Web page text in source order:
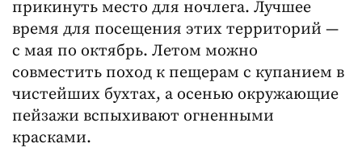
прикинуть место для ночлега. Лучшее
время для посещения этих территорий —
с мая по октябрь. Летом можно
совместить поход к пещерам с купанием в
чистейших бухтах, а осенью окружающие
пейзажи вспыхивают огненными
красками.